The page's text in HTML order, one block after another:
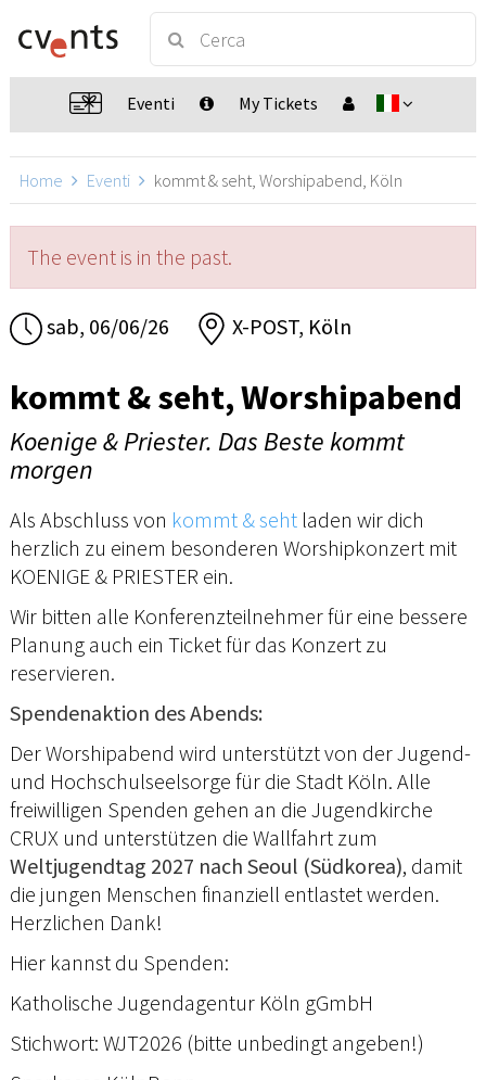
Eventi My Tickets
Home Eventi kommt & seht, Worshipabend, Köln
The event is in the past.
sab, 06/06/26 X-POST, Köln
kommt & seht, Worshipabend
Koenige & Priester. Das Beste kommt
morgen
Als Abschluss von kommt & seht laden wir dich
herzlich zu einem besonderen Worshipkonzert mit
KOENIGE & PRIESTER ein.
Wir bitten alle Konferenzteilnehmer für eine bessere
Planung auch ein Ticket für das Konzert zu
reservieren.
Spendenaktion des Abends:
Der Worshipabend wird unterstützt von der Jugend-
und Hochschulseelsorge für die Stadt Köln. Alle
freiwilligen Spenden gehen an die Jugendkirche
CRUX und unterstützen die Wallfahrt zum
Weltjugendtag 2027 nach Seoul (Südkorea), damit
die jungen Menschen finanziell entlastet werden.
Herzlichen Dank!
Hier kannst du Spenden:
Katholische Jugendagentur Köln gGmbH
Stichwort: WJT2026 (bitte unbedingt angeben!)